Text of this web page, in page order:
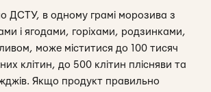
ДСТУ, в одному грамі морозива з
і ягодами, горіхами, родзинками,
може міститися до 100 тисяч
клітин, до 500 клітин плісняви та
Якщо продукт правильно